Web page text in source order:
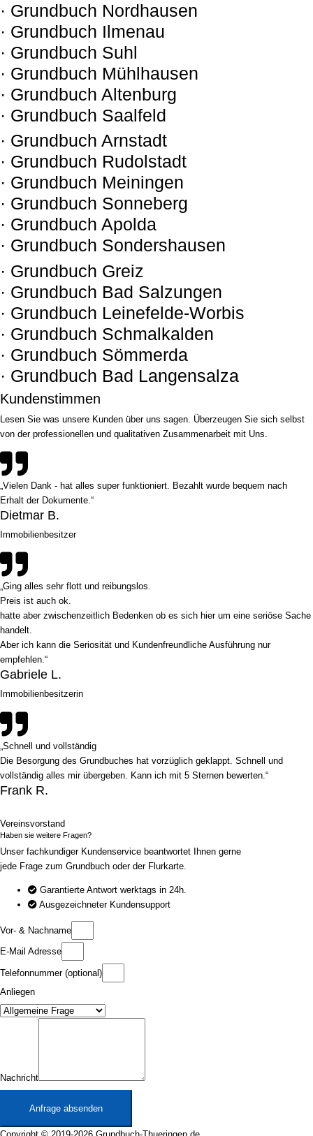
· Grundbuch Nordhausen
· Grundbuch Ilmenau
· Grundbuch Suhl
· Grundbuch Mühlhausen
· Grundbuch Altenburg
· Grundbuch Saalfeld
· Grundbuch Arnstadt
· Grundbuch Rudolstadt
· Grundbuch Meiningen
· Grundbuch Sonneberg
· Grundbuch Apolda
· Grundbuch Sondershausen
· Grundbuch Greiz
· Grundbuch Bad Salzungen
· Grundbuch Leinefelde-Worbis
· Grundbuch Schmalkalden
· Grundbuch Sömmerda
· Grundbuch Bad Langensalza
Kundenstimmen
Lesen Sie was unsere Kunden über uns sagen. Überzeugen Sie sich selbst
von der professionellen und qualitativen Zusammenarbeit mit Uns.
„Vielen Dank - hat alles super funktioniert. Bezahlt wurde bequem nach
Erhalt der Dokumente.“
Dietmar B.
Immobilienbesitzer
„Ging alles sehr flott und reibungslos.
Preis ist auch ok.
hatte aber zwischenzeitlich Bedenken ob es sich hier um eine seriöse Sache
handelt.
Aber ich kann die Seriosität und Kundenfreundliche Ausführung nur
empfehlen.“
Gabriele L.
Immobilienbesitzerin
„Schnell und vollständig
Die Besorgung des Grundbuches hat vorzüglich geklappt. Schnell und
vollständig alles mir übergeben. Kann ich mit 5 Sternen bewerten.“
Frank R.
Vereinsvorstand
Haben sie weitere Fragen?
Unser fachkundiger Kundenservice beantwortet Ihnen gerne
jede Frage zum Grundbuch oder der Flurkarte.
Garantierte Antwort werktags in 24h.
Ausgezeichneter Kundensupport
Vor- & Nachname
E-Mail Adresse
Telefonnummer (optional)
Anliegen
Nachricht
Anfrage absenden